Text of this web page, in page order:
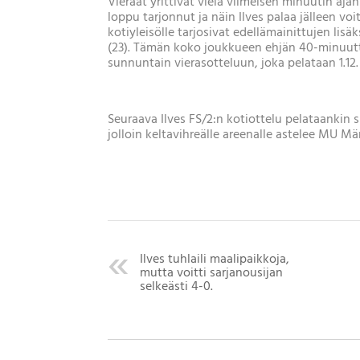
loppu tarjonnut ja näin Ilves palaa jälleen
kotiyleisölle tarjosivat edellämainittujen
(23). Tämän koko joukkueen ehjän 40-
sunnuntain vierasotteluun, joka pelataan
Seuraava Ilves FS/2:n kotiottelu pelataankin
jolloin keltavihreälle areenalle astelee MU
Ilves tuhlaili maalipaikkoja,
mutta voitti sarjanousijan
selkeästi 4-0.